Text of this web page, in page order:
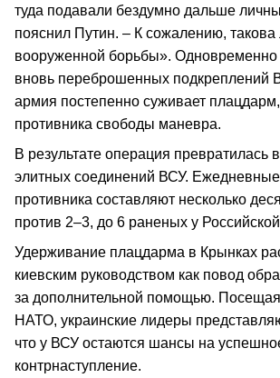
туда подавали бездумно дальше
пояснил Путин. – К сожалению, такова
вооруженной борьбы». Одновременно
вновь переброшенных подкреплений
армия постепенно суживает
противника свободы маневра.
В результате операция превратилась
элитных соединений ВСУ.
противника составляют несколько
против 2–3, до 6 раненых у
Удерживание плацдарма в Крынках
киевским руководством как повод
за дополнительной помощью.
НАТО, украинские лидеры
что у ВСУ остаются шансы на
контрнаступление.